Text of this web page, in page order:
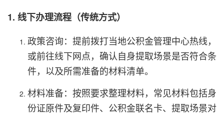
1. 线下办理流程（传统方式）
政策咨询：提前拨打当地公积金管理中心热线，
或前往线下网点，确认自身提取场景是否符合条
件，以及所需准备的材料清单。
材料准备：按照要求整理材料，常见材料包括身
份证原件及复印件、公积金联名卡、提取场景对